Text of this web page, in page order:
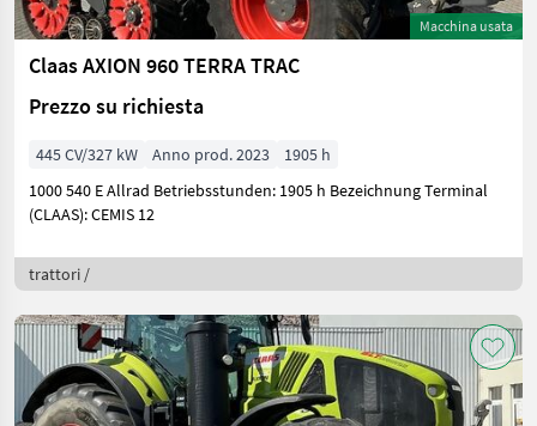
Macchina usata
Claas AXION 960 TERRA TRAC
Prezzo su richiesta
445 CV/327 kW Anno prod. 2023
1905 h
1000 540 E Allrad Betriebsstunden: 1905 h Bezeichnung Terminal
(CLAAS): CEMIS 12
trattori /